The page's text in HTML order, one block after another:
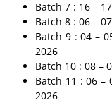
Batch 7 : 16 –
Batch 8 : 06 –
Batch 9 : 04 –
2026
Batch 10 : 08 –
Batch 11 : 06 –
2026